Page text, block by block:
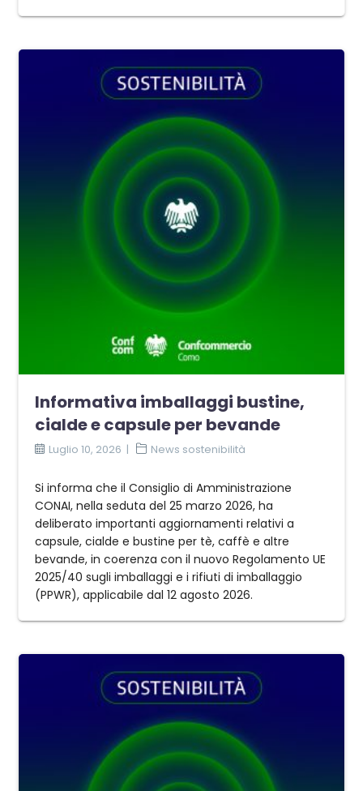
Informativa imballaggi bustine,
cialde e capsule per bevande
Luglio 10, 2026 News sostenibilità
Si informa che il Consiglio di Amministrazione
CONAI, nella seduta del 25 marzo 2026, ha
deliberato importanti aggiornamenti relativi a
capsule, cialde e bustine per tè, caffè e altre
bevande, in coerenza con il nuovo Regolamento UE
2025/40 sugli imballaggi e i rifiuti di imballaggio
(PPWR), applicabile dal 12 agosto 2026.